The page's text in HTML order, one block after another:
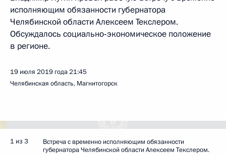
исполняющим обязанности губернатора
Челябинской области Алексеем Текслером.
Обсуждалось социально‑экономическое положение
в регионе.
19 июля 2019 года21:45
Челябинская область, Магнитогорск
1 из 3
Встреча с временно исполняющим обязанности
губернатора Челябинской области Алексеем Текслером.